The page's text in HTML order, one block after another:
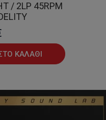
/ 2LP 45RPM
ΚΑΛΆΘΙ